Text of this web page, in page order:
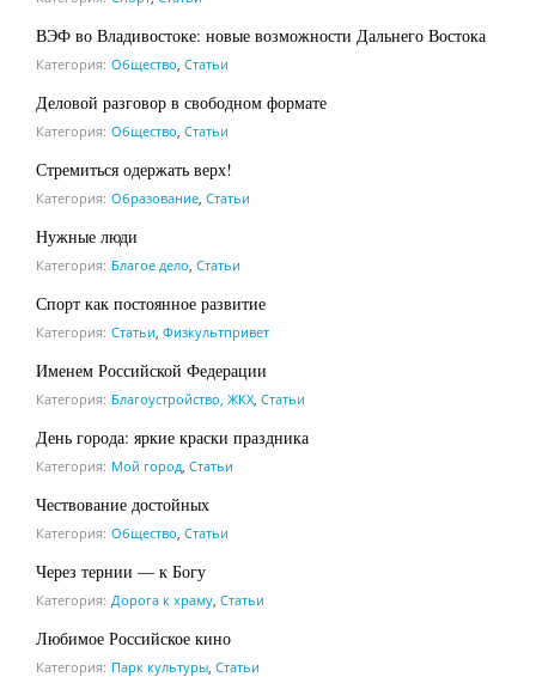
ВЭФ во Владивостоке: новые возможности Дальнего Востока
Категория: Общество Статьи
Деловой разговор в свободном формате
Категория: Общество Статьи
Стремиться одержать верх!
Категория: Образование Статьи
Нужные люди
Категория: Благое дело Статьи
Спорт как постоянное развитие
Категория: Статьи Физкультпривет
Именем Российской Федерации
Категория: Благоустройство, ЖКХ Статьи
День города: яркие краски праздника
Категория: Мой город Статьи
Чествование достойных
Категория: Общество Статьи
Через тернии — к Богу
Категория: Дорога к храму Статьи
Любимое Российское кино
Категория: Парк культуры Статьи